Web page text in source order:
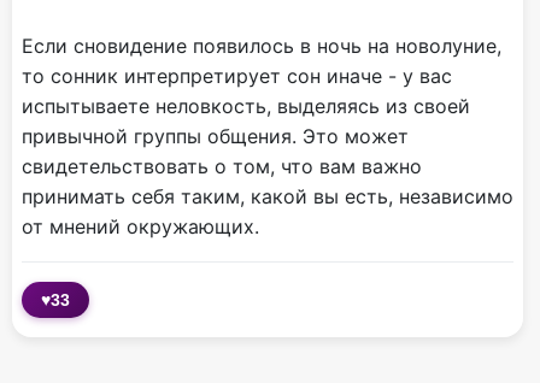
Если сновидение появилось в ночь на новолуние,
то сонник интерпретирует сон иначе - у вас
испытываете неловкость, выделяясь из своей
привычной группы общения. Это может
свидетельствовать о том, что вам важно
принимать себя таким, какой вы есть, независимо
от мнений окружающих.
♥33